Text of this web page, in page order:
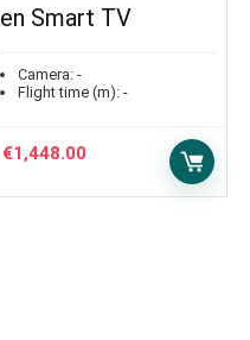
en Smart TV
Camera: -
Flight time (m): -
€1,448.00